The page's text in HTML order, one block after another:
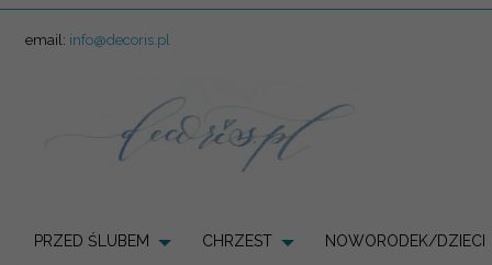
email: info@decoris.pl
PRZED ŚLUBEM CHRZEST NOWORODEK/DZIECI